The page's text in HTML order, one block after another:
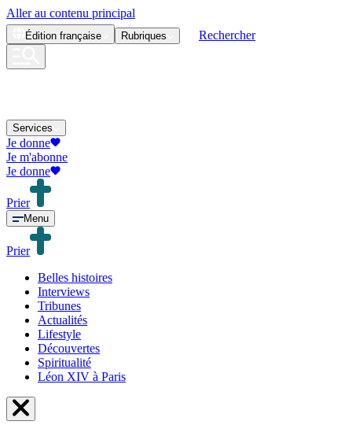
Aller au contenu principal
Édition française Rubriques Rechercher
Services
Je donne
Je m'abonne
Je donne
Prier
Menu
Prier
Belles histoires
Interviews
Tribunes
Actualités
Lifestyle
Découvertes
Spiritualité
Léon XIV à Paris